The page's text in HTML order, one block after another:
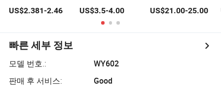
US$2.381-2.46
를 모니터링합니
다. 맥시 미니 온
도계 색상 베이지
US$3.5-4.00
온도계, 풍속 기록
GM8901+,
US$21.00-25.00
빠른 세부 정보
모델 번호.:
WY602
판매 후 서비스:
Good